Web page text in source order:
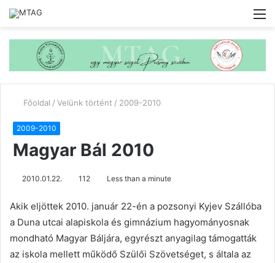
Főoldal / Velünk történt / 2009-2010
2009-2010
Magyar Bál 2010
2010.01.22. 112 Less than a minute
Akik eljöttek 2010. január 22-én a pozsonyi Kyjev Szállóba
a Duna utcai alapiskola és gimnázium hagyományosnak
mondható Magyar Báljára, egyrészt anyagilag támogatták
az iskola mellett működő Szülői Szövetséget, s általa az